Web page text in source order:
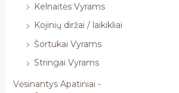
Kelnaitės Vyrams
Kojinių diržai / laikikliai
Šortukai Vyrams
Stringai Vyrams
Vėsinantys Apatiniai -